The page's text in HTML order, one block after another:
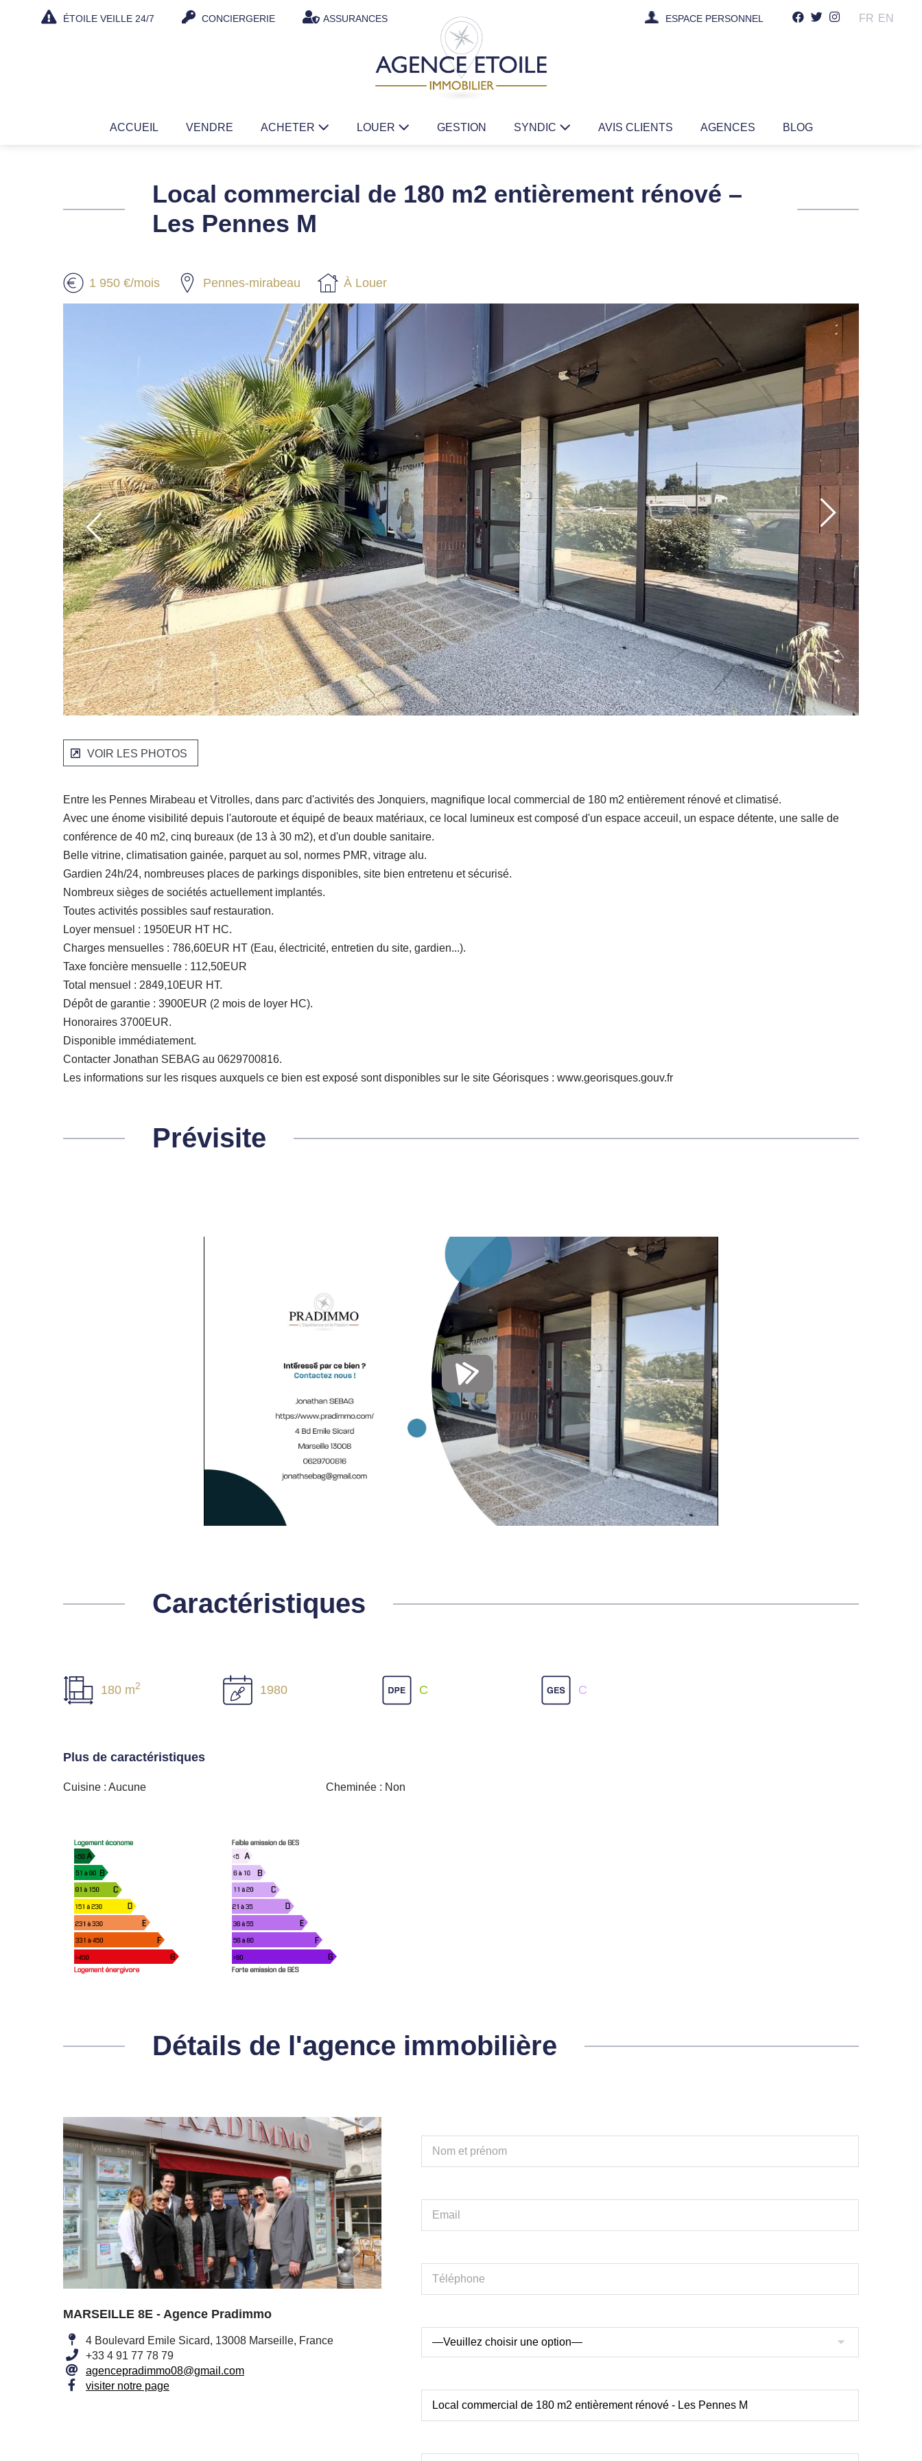
ÉTOILE VEILLE 24/7 CONCIERGERIE ASSURANCES ESPACE PERSONNEL FR EN
ACCUEIL VENDRE ACHETER LOUER GESTION SYNDIC AVIS CLIENTS AGENCES BLOG
Local commercial de 180 m2 entièrement rénové –
Les Pennes M
1 950 €/mois Pennes-mirabeau À Louer
VOIR LES PHOTOS
Entre les Pennes Mirabeau et Vitrolles, dans parc d'activités des Jonquiers, magnifique local commercial de 180 m2 entièrement rénové et climatisé.
Avec une énome visibilité depuis l'autoroute et équipé de beaux matériaux, ce local lumineux est composé d'un espace acceuil, un espace détente, une salle de
conférence de 40 m2, cinq bureaux (de 13 à 30 m2), et d'un double sanitaire.
Belle vitrine, climatisation gainée, parquet au sol, normes PMR, vitrage alu.
Gardien 24h/24, nombreuses places de parkings disponibles, site bien entretenu et sécurisé.
Nombreux sièges de sociétés actuellement implantés.
Toutes activités possibles sauf restauration.
Loyer mensuel : 1950EUR HT HC.
Charges mensuelles : 786,60EUR HT (Eau, électricité, entretien du site, gardien...).
Taxe foncière mensuelle : 112,50EUR
Total mensuel : 2849,10EUR HT.
Dépôt de garantie : 3900EUR (2 mois de loyer HC).
Honoraires 3700EUR.
Disponible immédiatement.
Contacter Jonathan SEBAG au 0629700816.
Les informations sur les risques auxquels ce bien est exposé sont disponibles sur le site Géorisques : www.georisques.gouv.fr
Prévisite
Caractéristiques
180 m2 1980 C C
Plus de caractéristiques
Cuisine : Aucune Cheminée : Non
Détails de l'agence immobilière
MARSEILLE 8E - Agence Pradimmo
4 Boulevard Emile Sicard, 13008 Marseille, France
+33 4 91 77 78 79
agencepradimmo08@gmail.com
visiter notre page